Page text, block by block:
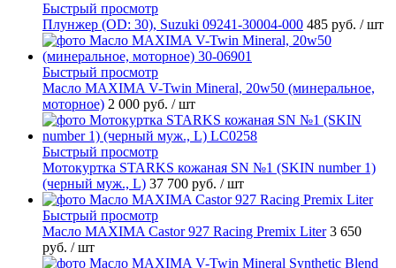
Быстрый просмотр
Плунжер (OD: 30), Suzuki 09241-30004-000 485 руб. / шт
Быстрый просмотр
Масло MAXIMA V-Twin Mineral, 20w50 (минеральное,
моторное) 2 000 руб. / шт
Быстрый просмотр
Мотокуртка STARKS кожаная SN №1 (SKIN number 1)
(черный муж., L) 37 700 руб. / шт
Быстрый просмотр
Масло MAXIMA Castor 927 Racing Premix Liter 3 650
руб. / шт